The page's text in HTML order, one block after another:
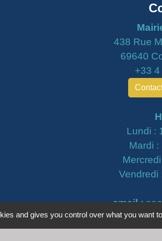
438 Rue
69640
+33
Lundi :
Mardi :
Vendredi
email :
and gives you control over what you want